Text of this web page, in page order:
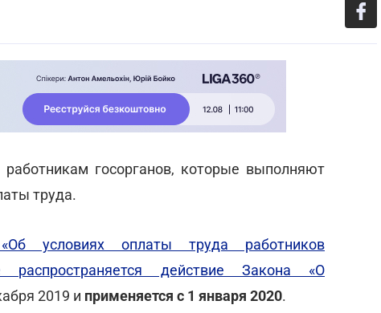
госорганов, которые выполняют
труда.
условиях оплаты труда работников
действие Закона «О
2019 и применяется с 1 января 2020.